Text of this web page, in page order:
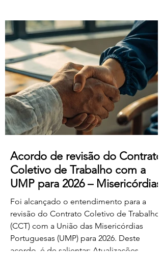
organizações sindicais,
independentemente de terem requerido
negociação suplementar ou de já terem
manifestado acordo ou concordância
com o projeto de diploma. A negociação
suplementar existe para permitir o
prosseguimento das negociações
relativamente às matérias sobre as quais
subsiste desacordo. Foi es
Acordo de revisão do Contrato
Coletivo de Trabalho com a
UMP para 2026 – Misericórdias
Foi alcançado o entendimento para a
revisão do Contrato Coletivo de Trabalho
(CCT) com a União das Misericórdias
Portuguesas (UMP) para 2026. Deste
acordo, é de salientar: Atualizações